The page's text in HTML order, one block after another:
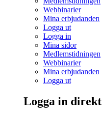
Webbinarier
Mina erbjudanden
Logga ut
Logga in
Mina sidor
Medlemstidningen
Webbinarier
Mina erbjudanden
Logga ut
Logga in direkt